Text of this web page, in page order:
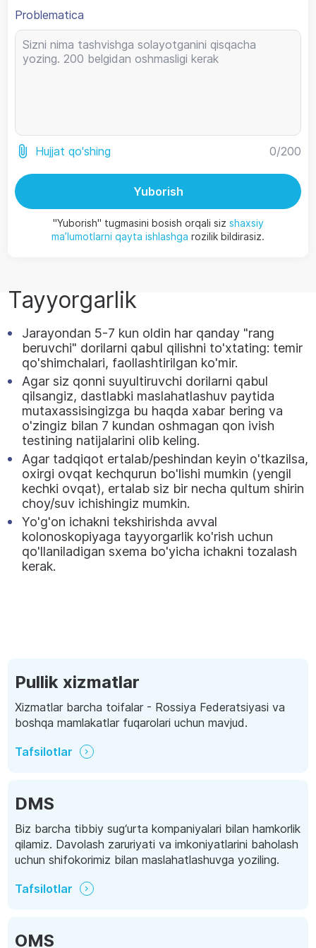
Problematica
Hujjat qo'shing 0/200
Yuborish
"Yuborish" tugmasini bosish orqali siz shaxsiy
ma’lumotlarni qayta ishlashga rozilik bildirasiz.
Tayyorgarlik
Jarayondan 5-7 kun oldin har qanday "rang
beruvchi" dorilarni qabul qilishni to'xtating: temir
qo'shimchalari, faollashtirilgan ko'mir.
Agar siz qonni suyultiruvchi dorilarni qabul
qilsangiz, dastlabki maslahatlashuv paytida
mutaxassisingizga bu haqda xabar bering va
o'zingiz bilan 7 kundan oshmagan qon ivish
testining natijalarini olib keling.
Agar tadqiqot ertalab/peshindan keyin o'tkazilsa,
oxirgi ovqat kechqurun bo'lishi mumkin (yengil
kechki ovqat), ertalab siz bir necha qultum shirin
choy/suv ichishingiz mumkin.
Yo'g'on ichakni tekshirishda avval
kolonoskopiyaga tayyorgarlik ko'rish uchun
qo'llaniladigan sxema bo'yicha ichakni tozalash
kerak.
Pullik xizmatlar
Xizmatlar barcha toifalar - Rossiya Federatsiyasi va
boshqa mamlakatlar fuqarolari uchun mavjud.
Tafsilotlar
DMS
Biz barcha tibbiy sug‘urta kompaniyalari bilan hamkorlik
qilamiz. Davolash zaruriyati va imkoniyatlarini baholash
uchun shifokorimiz bilan maslahatlashuvga yoziling.
Tafsilotlar
OMS